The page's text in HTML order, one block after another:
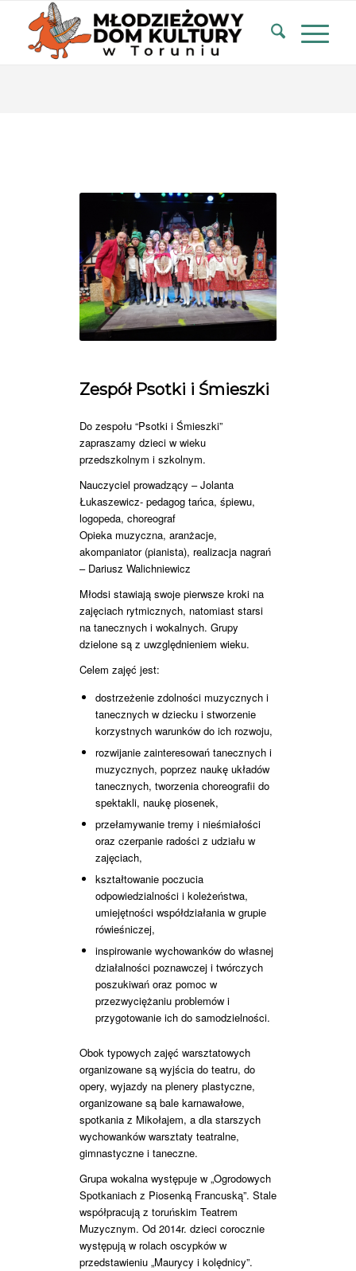
Zespół Psotki i Śmieszki
Do zespołu “Psotki i Śmieszki”
zapraszamy dzieci w wieku
przedszkolnym i szkolnym.
Nauczyciel prowadzący – Jolanta
Łukaszewicz- pedagog tańca, śpiewu,
logopeda, choreograf
Opieka muzyczna, aranżacje,
akompaniator (pianista), realizacja nagrań
– Dariusz Walichniewicz
Młodsi stawiają swoje pierwsze kroki na
zajęciach rytmicznych, natomiast starsi
na tanecznych i wokalnych. Grupy
dzielone są z uwzględnieniem wieku.
Celem zajęć jest:
dostrzeżenie zdolności muzycznych i
tanecznych w dziecku i stworzenie
korzystnych warunków do ich rozwoju,
rozwijanie zainteresowań tanecznych i
muzycznych, poprzez naukę układów
tanecznych, tworzenia choreografii do
spektakli, naukę piosenek,
przełamywanie tremy i nieśmiałości
oraz czerpanie radości z udziału w
zajęciach,
kształtowanie poczucia
odpowiedzialności i koleżeństwa,
umiejętności współdziałania w grupie
rówieśniczej,
inspirowanie wychowanków do własnej
działalności poznawczej i twórczych
poszukiwań oraz pomoc w
przezwyciężaniu problemów i
przygotowanie ich do samodzielności.
Obok typowych zajęć warsztatowych
organizowane są wyjścia do teatru, do
opery, wyjazdy na plenery plastyczne,
organizowane są bale karnawałowe,
spotkania z Mikołajem, a dla starszych
wychowanków warsztaty teatralne,
gimnastyczne i taneczne.
Grupa wokalna występuje w „Ogrodowych
Spotkaniach z Piosenką Francuską”. Stale
współpracują z toruńskim Teatrem
Muzycznym. Od 2014r. dzieci corocznie
występują w rolach oscypków w
przedstawieniu „Maurycy i kolędnicy”.